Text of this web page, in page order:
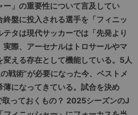
ー」の重要性について言及してい
終盤に投入される選手を「フィニッ
テタは現代サッカーでは「先発より
実際、アーセナルはトロサールやマ
変える存在として機能している。5人
戦術”が必要になった今、ベストメ
薄になってきている。試合を決め
取っておくもの？ 2025シーズンのJ